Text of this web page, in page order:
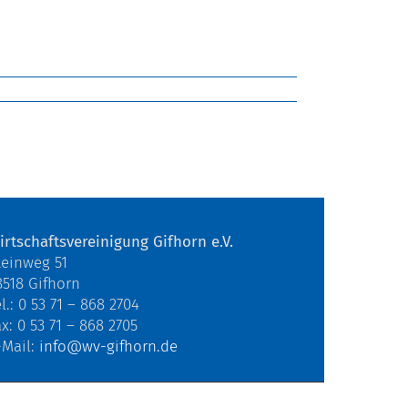
Gifhorn e.V.
51
Gifhorn
0 53 71 – 868 2704
0 53 71 – 868 2705
info@wv-gifhorn.de